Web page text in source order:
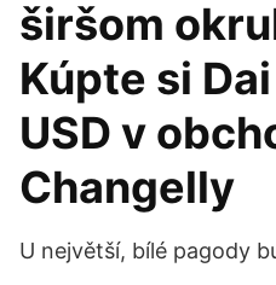
širšom
Kúpte si
USD v
Changelly
U největší, bílé pagody